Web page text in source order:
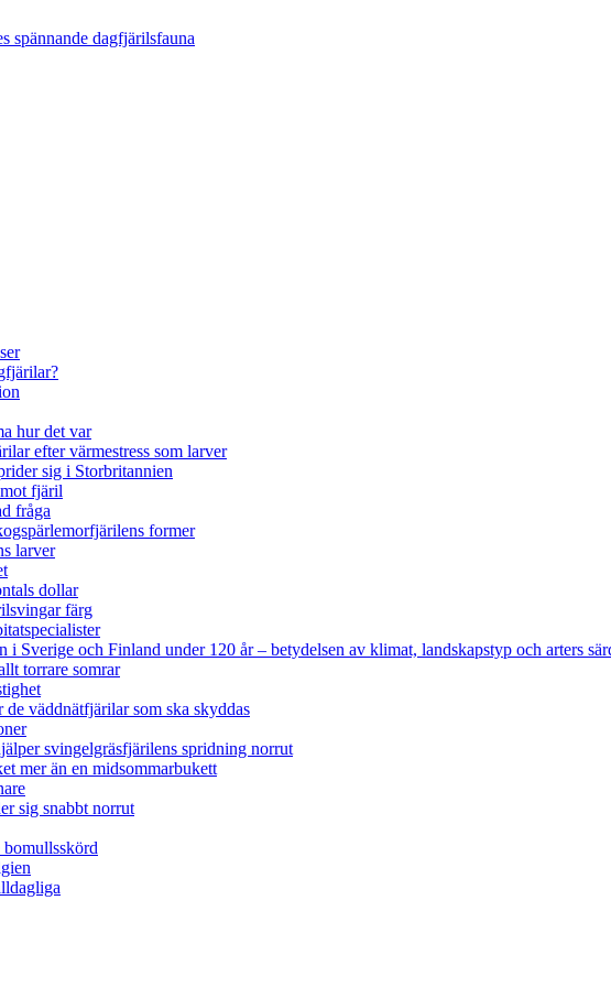
hur det var
efter värmestress som larver
sig i Storbritannien
fjäril
fråga
former
larver
dollar
färg
i Sverige och Finland under 120 år– betydelsen av klimat, landskapstyp och arters
torrare somrar
väddnätfjärilar som ska skyddas
svingelgräsfjärilens spridning norrut
mer än en midsommarbukett
sig snabbt norrut
bomullsskörd